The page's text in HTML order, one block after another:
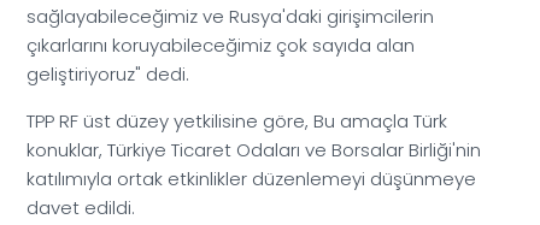
sağlayabileceğimiz ve Rusya'daki girişimcilerin
çıkarlarını koruyabileceğimiz çok sayıda alan
geliştiriyoruz" dedi.
TPP RF üst düzey yetkilisine göre, Bu amaçla Türk
konuklar, Türkiye Ticaret Odaları ve Borsalar Birliği'nin
katılımıyla ortak etkinlikler düzenlemeyi düşünmeye
davet edildi.